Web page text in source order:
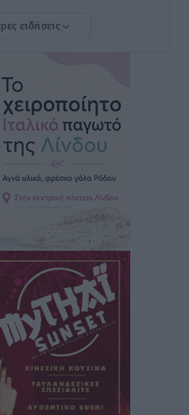
εφησυχασμού
ανοίγει ξανά το
μουσείο από τη Λέσχη
– Πάνω από 1 εκατ.
των
περιόδου
στην Κάρπαθο για άγρα
ειδήσεις